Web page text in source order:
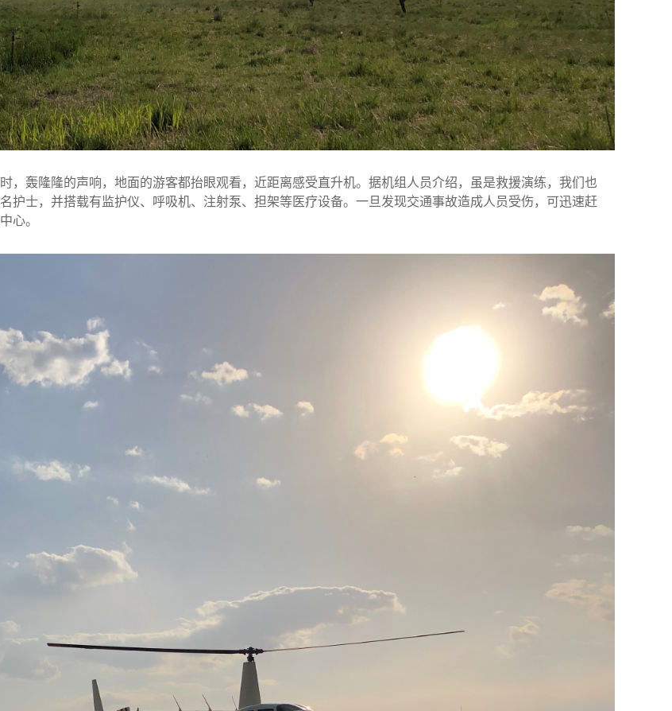
，轰隆隆的声响，地面的游客都抬眼观看，近距离感受直升机。据机组人员介绍，虽是救援演练，我们也
护士，并搭载有监护仪、呼吸机、注射泵、担架等医疗设备。一旦发现交通事故造成人员受伤，可迅速赶
心。